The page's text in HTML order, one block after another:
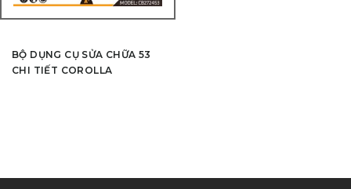
BỘ DỤNG CỤ SỬA CHỮA 53
CHI TIẾT COROLLA